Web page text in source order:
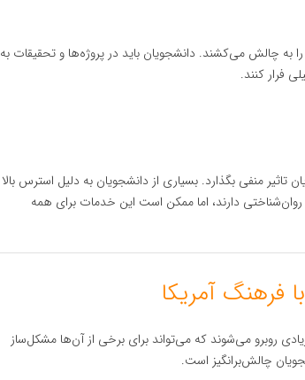
را به چالش می‌کشند. دانشجویان باید در پروژه‌ها و تحقیقات به
فرار کنند.
منفی بگذارد. بسیاری از دانشجویان به دلیل استرس بالا
دارند، اما ممکن است این خدمات برای همه
روبرو می‌شوند که می‌تواند برای برخی از آن‌ها مشکل‌ساز
چالش‌برانگیز است.